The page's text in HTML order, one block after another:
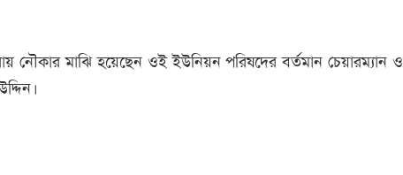
নৌকার মাঝি হয়েছেন ওই ইউনিয়ন পরিষদের বর্তমান চেয়ারম্যান ও